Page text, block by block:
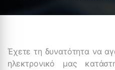
Έχετε τη δυνατότητα να
ηλεκτρονικό μας